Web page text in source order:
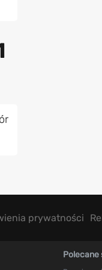
prywatności
Polecane